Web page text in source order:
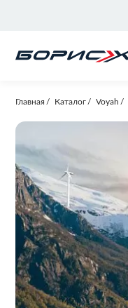
Главная Каталог Voyah